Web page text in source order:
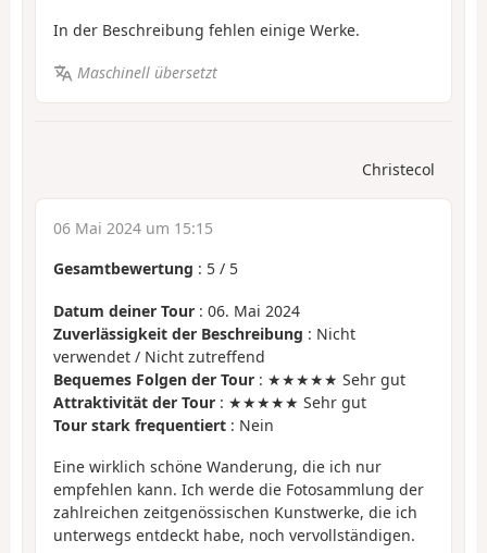
In der Beschreibung fehlen einige Werke.
Maschinell übersetzt
Christecol
06 Mai 2024 um 15:15
Gesamtbewertung : 5 / 5
Datum deiner Tour : 06. Mai 2024
Zuverlässigkeit der Beschreibung : Nicht
verwendet / Nicht zutreffend
Bequemes Folgen der Tour : ★★★★★ Sehr gut
Attraktivität der Tour : ★★★★★ Sehr gut
Tour stark frequentiert : Nein
Eine wirklich schöne Wanderung, die ich nur
empfehlen kann. Ich werde die Fotosammlung der
zahlreichen zeitgenössischen Kunstwerke, die ich
unterwegs entdeckt habe, noch vervollständigen.